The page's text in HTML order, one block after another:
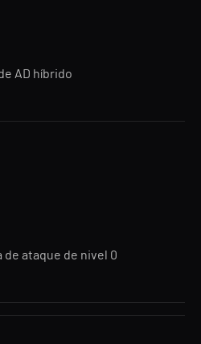
AD híbrido
ataque de nivel 0